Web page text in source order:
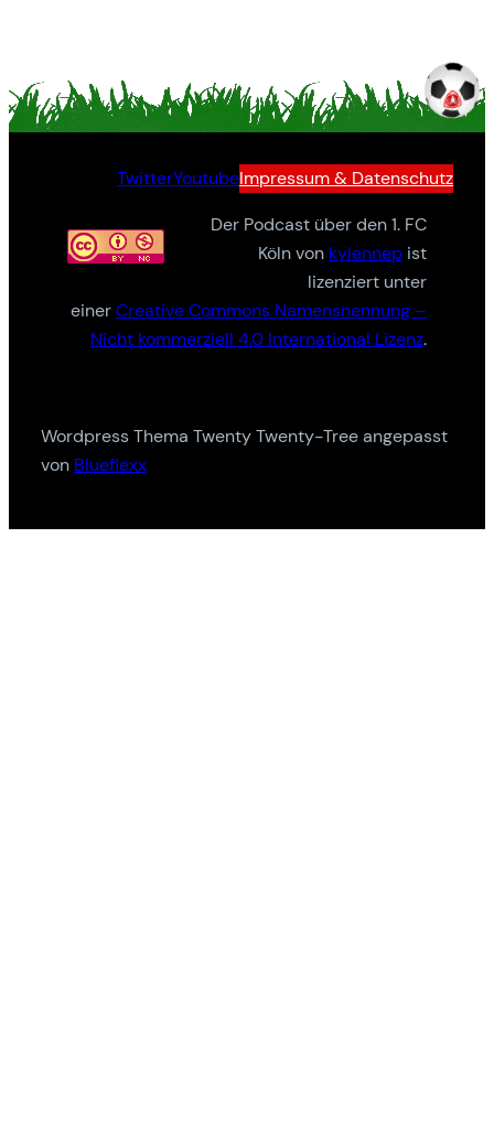
TwitterYoutubeImpressum & Datenschutz
Der Podcast über den 1. FC
Köln von kylennep ist
lizenziert unter
einerCreative Commons Namensnennung –
Nicht kommerziell 4.0 International Lizenz.
Wordpress Thema Twenty Twenty-Tree angepasst
von Blueflexx